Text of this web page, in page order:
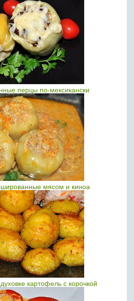
перцы по-мексикански
мясом и киноа
картофель с корочкой